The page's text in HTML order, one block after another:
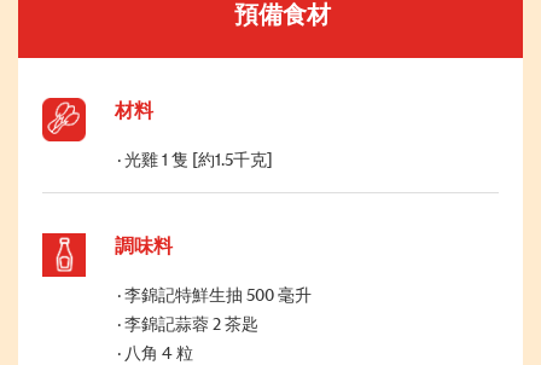
預備食材
材料
光雞 1 隻 [約1.5千克]
調味料
李錦記特鮮生抽 500 毫升
李錦記蒜蓉 2 茶匙
八角 4 粒